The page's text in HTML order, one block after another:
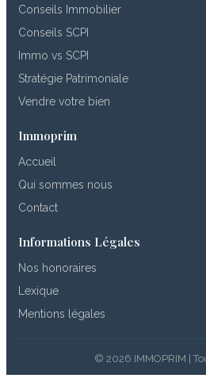
Conseils Immobilier
Conseils SCPI
Immo vs SCPI
Stratégie Patrimoniale
Vendre votre bien
Immoprim
Accueil
Qui sommes nous
Contact
Informations Légales
Nos honoraires
Lexique
Mentions légales
© 2026 IMMOPRIM |